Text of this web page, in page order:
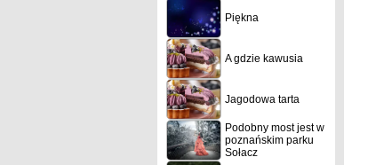
Piękna
A gdzie kawusia
Jagodowa tarta
Podobny most jest w
poznańskim parku
Sołacz